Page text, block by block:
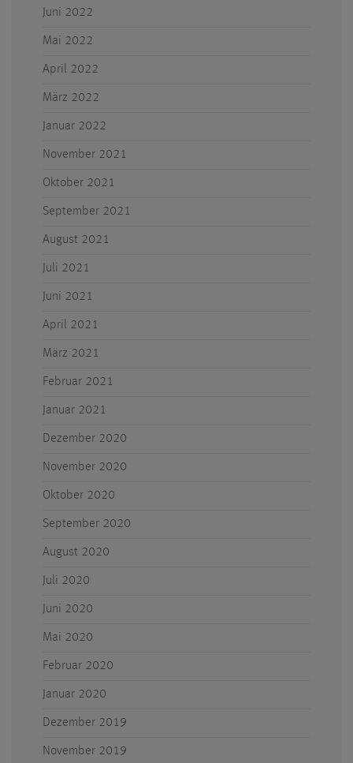
Juni 2022
Mai 2022
April 2022
März 2022
Januar 2022
November 2021
Oktober 2021
September 2021
August 2021
Juli 2021
Juni 2021
April 2021
März 2021
Februar 2021
Januar 2021
Dezember 2020
November 2020
Oktober 2020
September 2020
August 2020
Juli 2020
Juni 2020
Mai 2020
Februar 2020
Januar 2020
Dezember 2019
November 2019